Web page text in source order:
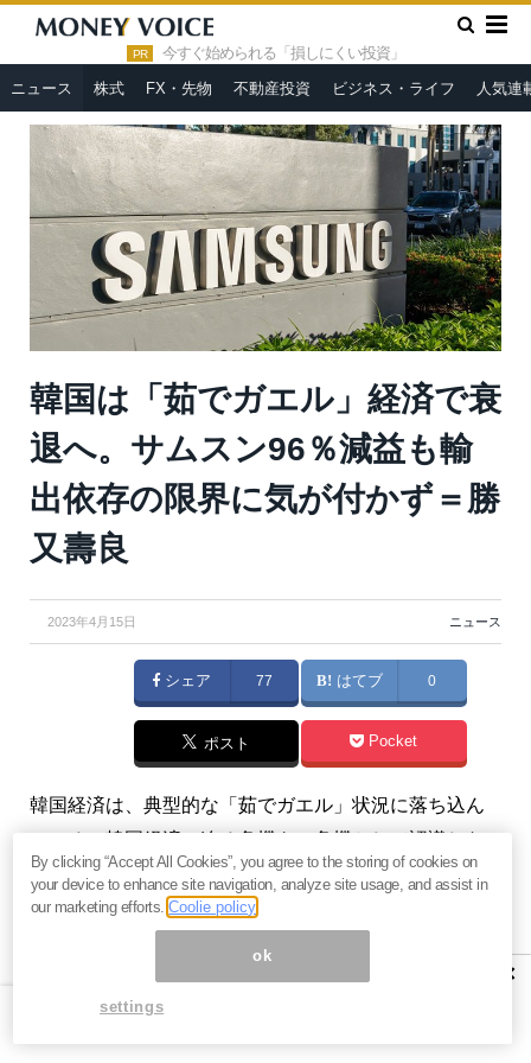
PR 今すぐ始められる「損しにくい投資」
ニュース 株式 FX・先物 不動産投資 ビジネス・ライフ 人気連
HOME » ニュース »
韓国は「茹でガエル」経済で衰退へ。サム
スン96％減益も輸出依存の限界に気が付かず＝勝又壽良
韓国は「茹でガエル」経済で衰
退へ。サムスン96％減益も輸
出依存の限界に気が付かず＝勝
又壽良
2023年4月15日 ニュース
シェア 77 はてブ 0
ポスト Pocket
韓国経済は、典型的な「茹でガエル」状況に落ち込ん
でいる。韓国経済に迫る危機を、危機として認識しな
いからだ。韓国は、これまで中国市場と半導体への依
存を深めてきた。それだけに、中国市場が従来ほど期
題に直面している。（『
勝又壽良の経済時評 ×
By clicking “Accept All Cookies”, you agree to the storing of cookies on
your device to enhance site navigation, analyze site usage, and assist in
our marketing efforts.Coolie policy
ok
settings